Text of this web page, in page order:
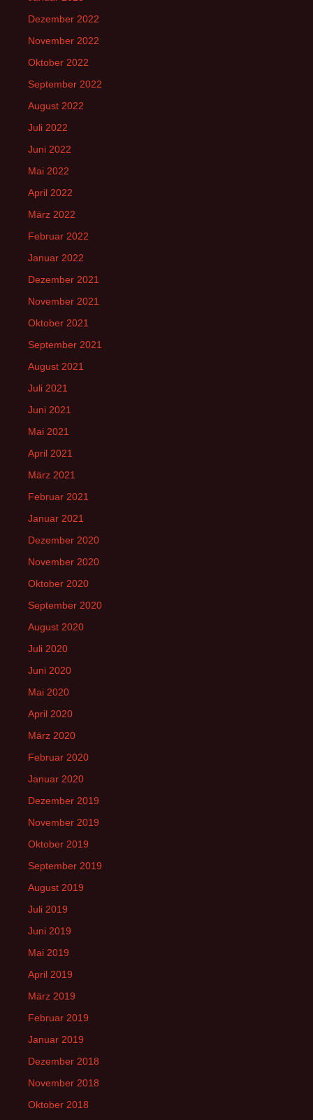
Dezember 2022
November 2022
Oktober 2022
September 2022
August 2022
Juli 2022
Juni 2022
Mai 2022
April 2022
März 2022
Februar 2022
Januar 2022
Dezember 2021
November 2021
Oktober 2021
September 2021
August 2021
Juli 2021
Juni 2021
Mai 2021
April 2021
März 2021
Februar 2021
Januar 2021
Dezember 2020
November 2020
Oktober 2020
September 2020
August 2020
Juli 2020
Juni 2020
Mai 2020
April 2020
März 2020
Februar 2020
Januar 2020
Dezember 2019
November 2019
Oktober 2019
September 2019
August 2019
Juli 2019
Juni 2019
Mai 2019
April 2019
März 2019
Februar 2019
Januar 2019
Dezember 2018
November 2018
Oktober 2018